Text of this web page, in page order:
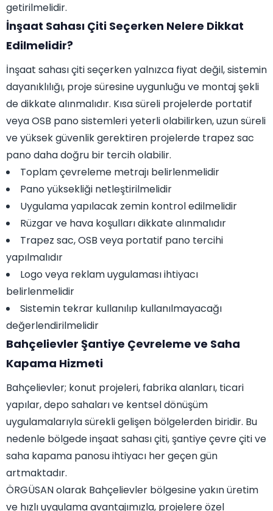
getirilmelidir.
İnşaat Sahası Çiti Seçerken Nelere Dikkat
Edilmelidir?
İnşaat sahası çiti seçerken yalnızca fiyat değil, sistemin
dayanıklılığı, proje süresine uygunluğu ve montaj şekli
de dikkate alınmalıdır. Kısa süreli projelerde portatif
veya OSB pano sistemleri yeterli olabilirken, uzun süreli
ve yüksek güvenlik gerektiren projelerde trapez sac
pano daha doğru bir tercih olabilir.
Toplam çevreleme metrajı belirlenmelidir
Pano yüksekliği netleştirilmelidir
Uygulama yapılacak zemin kontrol edilmelidir
Rüzgar ve hava koşulları dikkate alınmalıdır
Trapez sac, OSB veya portatif pano tercihi
yapılmalıdır
Logo veya reklam uygulaması ihtiyacı
belirlenmelidir
Sistemin tekrar kullanılıp kullanılmayacağı
değerlendirilmelidir
Bahçelievler Şantiye Çevreleme ve Saha
Kapama Hizmeti
Bahçelievler; konut projeleri, fabrika alanları, ticari
yapılar, depo sahaları ve kentsel dönüşüm
uygulamalarıyla sürekli gelişen bölgelerden biridir. Bu
nedenle bölgede inşaat sahası çiti, şantiye çevre çiti ve
saha kapama panosu ihtiyacı her geçen gün
artmaktadır.
ÖRGÜSAN olarak Bahçelievler bölgesine yakın üretim
ve hızlı uygulama avantajımızla, projelere özel